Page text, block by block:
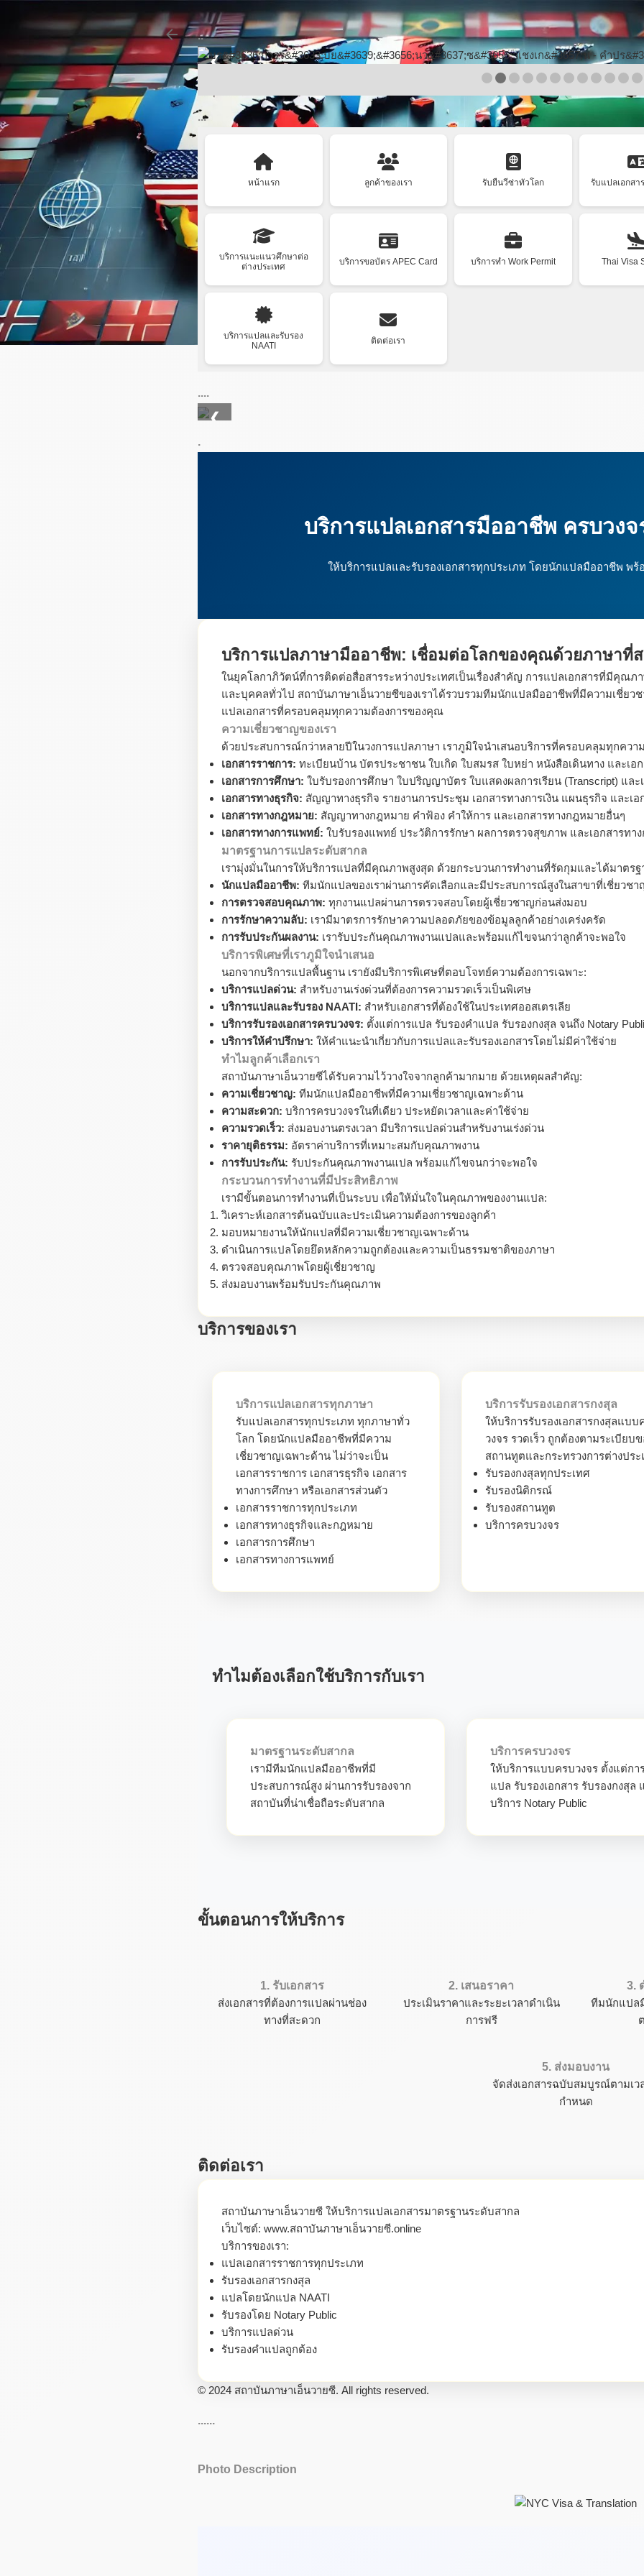
Skip to main content
..
❮
...
หน้าแรก ลูกค้าของเรา รับยื่นวีซ่าทั่วโลก รับแปลเอกสา
บริการแนะแนวศึกษาต่อ
ต่างประเทศ
บริการขอบัตร APEC Card บริการทำ Work Permit Thai Visa
บริการแปลและรับรอง
NAATI
ติดต่อเรา
....
❮
.
บริการแปลเอกสารมืออาชีพ ครบวง
ให้บริการแปลและรับรองเอกสารทุกประเภท โดยนักแปลมืออาชีพ พร้
บริการแปลภาษามืออาชีพ: เชื่อมต่อโลกของคุณด้วยภาษาที่
ในยุคโลกาภิวัตน์ที่การติดต่อสื่อสารระหว่างประเทศเป็นเรื่องสำคัญ การแปลเอกสารที่มีคุณภ
และบุคคลทั่วไป สถาบันภาษาเอ็นวายซีของเราได้รวบรวมทีมนักแปลมืออาชีพที่มีความเชี่ย
แปลเอกสารที่ครอบคลุมทุกความต้องการของคุณ
ความเชี่ยวชาญของเรา
ด้วยประสบการณ์กว่าหลายปีในวงการแปลภาษา เราภูมิใจนำเสนอบริการที่ครอบคลุมทุกควา
เอกสารราชการ: ทะเบียนบ้าน บัตรประชาชน ใบเกิด ใบสมรส ใบหย่า หนังสือเดินทาง และเอ
เอกสารการศึกษา: ใบรับรองการศึกษา ใบปริญญาบัตร ใบแสดงผลการเรียน (Transcript) และ
เอกสารทางธุรกิจ: สัญญาทางธุรกิจ รายงานการประชุม เอกสารทางการเงิน แผนธุรกิจ และเอ
เอกสารทางกฎหมาย: สัญญาทางกฎหมาย คำฟ้อง คำให้การ และเอกสารทางกฎหมายอื่นๆ
เอกสารทางการแพทย์: ใบรับรองแพทย์ ประวัติการรักษา ผลการตรวจสุขภาพ และเอกสารทา
มาตรฐานการแปลระดับสากล
เรามุ่งมั่นในการให้บริการแปลที่มีคุณภาพสูงสุด ด้วยกระบวนการทำงานที่รัดกุมและได้มาตรฐ
นักแปลมืออาชีพ: ทีมนักแปลของเราผ่านการคัดเลือกและมีประสบการณ์สูงในสาขาที่เชี่ยวชา
การตรวจสอบคุณภาพ: ทุกงานแปลผ่านการตรวจสอบโดยผู้เชี่ยวชาญก่อนส่งมอบ
การรักษาความลับ: เรามีมาตรการรักษาความปลอดภัยของข้อมูลลูกค้าอย่างเคร่งครัด
การรับประกันผลงาน: เรารับประกันคุณภาพงานแปลและพร้อมแก้ไขจนกว่าลูกค้าจะพอใจ
บริการพิเศษที่เราภูมิใจนำเสนอ
นอกจากบริการแปลพื้นฐาน เรายังมีบริการพิเศษที่ตอบโจทย์ความต้องการเฉพาะ:
บริการแปลด่วน: สำหรับงานเร่งด่วนที่ต้องการความรวดเร็วเป็นพิเศษ
บริการแปลและรับรอง NAATI: สำหรับเอกสารที่ต้องใช้ในประเทศออสเตรเลีย
บริการรับรองเอกสารครบวงจร: ตั้งแต่การแปล รับรองคำแปล รับรองกงสุล จนถึง Notary
บริการให้คำปรึกษา: ให้คำแนะนำเกี่ยวกับการแปลและรับรองเอกสารโดยไม่มีค่าใช้จ่าย
ทำไมลูกค้าเลือกเรา
สถาบันภาษาเอ็นวายซีได้รับความไว้วางใจจากลูกค้ามากมาย ด้วยเหตุผลสำคัญ:
ความเชี่ยวชาญ: ทีมนักแปลมืออาชีพที่มีความเชี่ยวชาญเฉพาะด้าน
ความสะดวก: บริการครบวงจรในที่เดียว ประหยัดเวลาและค่าใช้จ่าย
ความรวดเร็ว: ส่งมอบงานตรงเวลา มีบริการแปลด่วนสำหรับงานเร่งด่วน
ราคายุติธรรม: อัตราค่าบริการที่เหมาะสมกับคุณภาพงาน
การรับประกัน: รับประกันคุณภาพงานแปล พร้อมแก้ไขจนกว่าจะพอใจ
กระบวนการทำงานที่มีประสิทธิภาพ
เรามีขั้นตอนการทำงานที่เป็นระบบ เพื่อให้มั่นใจในคุณภาพของงานแปล:
วิเคราะห์เอกสารต้นฉบับและประเมินความต้องการของลูกค้า
มอบหมายงานให้นักแปลที่มีความเชี่ยวชาญเฉพาะด้าน
ดำเนินการแปลโดยยึดหลักความถูกต้องและความเป็นธรรมชาติของภาษา
ตรวจสอบคุณภาพโดยผู้เชี่ยวชาญ
ส่งมอบงานพร้อมรับประกันคุณภาพ
บริการของเรา
บริการแปลเอกสารทุกภาษา
รับแปลเอกสารทุกประเภท ทุกภาษาทั่ว
โลก โดยนักแปลมืออาชีพที่มีความ
เชี่ยวชาญเฉพาะด้าน ไม่ว่าจะเป็น
เอกสารราชการ เอกสารธุรกิจ เอกสาร
ทางการศึกษา หรือเอกสารส่วนตัว
เอกสารราชการทุกประเภท
เอกสารทางธุรกิจและกฎหมาย
เอกสารการศึกษา
เอกสารทางการแพทย์
บริการรับรองเอกสารกงสุล
ให้บริการรับรองเอกสารกงสุลแบบ
วงจร รวดเร็ว ถูกต้องตามระเบียบ
สถานทูตและกระทรวงการต่างประ
รับรองกงสุลทุกประเทศ
รับรองนิติกรณ์
รับรองสถานทูต
บริการครบวงจร
ทำไมต้องเลือกใช้บริการกับเรา
มาตรฐานระดับสากล
เรามีทีมนักแปลมืออาชีพที่มี
ประสบการณ์สูง ผ่านการรับรองจาก
สถาบันที่น่าเชื่อถือระดับสากล
บริการครบวงจร
ให้บริการแบบครบวงจร ตั้งแต่กา
แปล รับรองเอกสาร รับรองกงสุล
บริการ Notary Public
ขั้นตอนการให้บริการ
1. รับเอกสาร
ส่งเอกสารที่ต้องการแปลผ่านช่อง
ทางที่สะดวก
2. เสนอราคา
ประเมินราคาและระยะเวลาดำเนิน
การฟรี
3.
ทีมนักแปล
5. ส่งมอบงาน
จัดส่งเอกสารฉบับสมบูรณ์ตามเว
กำหนด
ติดต่อเรา
สถาบันภาษาเอ็นวายซี ให้บริการแปลเอกสารมาตรฐานระดับสากล
เว็บไซต์: www.สถาบันภาษาเอ็นวายซี.online
บริการของเรา:
แปลเอกสารราชการทุกประเภท
รับรองเอกสารกงสุล
แปลโดยนักแปล NAATI
รับรองโดย Notary Public
บริการแปลด่วน
รับรองคำแปลถูกต้อง
© 2024 สถาบันภาษาเอ็นวายซี. All rights reserved.
......
Photo Description